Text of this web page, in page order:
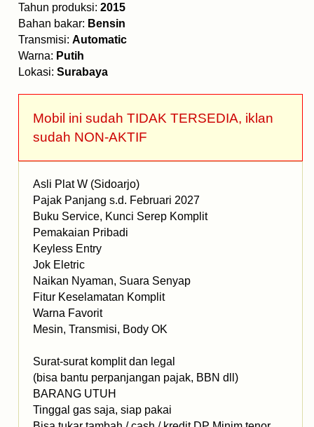
Tahun produksi: 2015
Bahan bakar: Bensin
Transmisi: Automatic
Warna: Putih
Lokasi: Surabaya
Mobil ini sudah TIDAK TERSEDIA, iklan
sudah NON-AKTIF
Asli Plat W (Sidoarjo)
Pajak Panjang s.d. Februari 2027
Buku Service, Kunci Serep Komplit
Pemakaian Pribadi
Keyless Entry
Jok Eletric
Naikan Nyaman, Suara Senyap
Fitur Keselamatan Komplit
Warna Favorit
Mesin, Transmisi, Body OK
Surat-surat komplit dan legal
(bisa bantu perpanjangan pajak, BBN dll)
BARANG UTUH
Tinggal gas saja, siap pakai